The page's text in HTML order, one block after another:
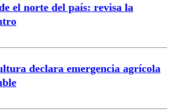
el norte del país: revisa la
declara emergencia agrícola